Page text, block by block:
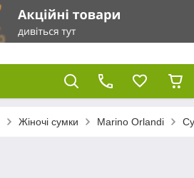
Жіночі сумки Marino Orlandi